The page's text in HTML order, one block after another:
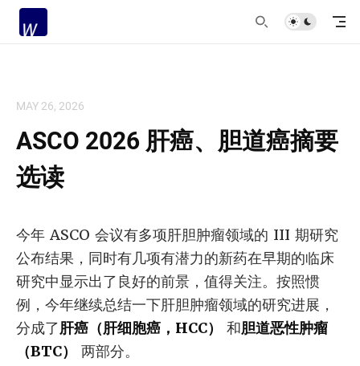
MAY 26, 2026
ASCO 2026 肝癌、胆道癌摘要
选读
今年 ASCO 会议有多项肝胆肿瘤领域的 III 期研究
公布结果，同时有几项有潜力的新药在早期的临床
研究中显示出了良好的前景，值得关注。按照惯
例，今年继续总结一下肝胆肿瘤领域的研究进展，
分成了肝癌（肝细胞癌，HCC） 和胆道恶性肿瘤
（BTC）
两部分。